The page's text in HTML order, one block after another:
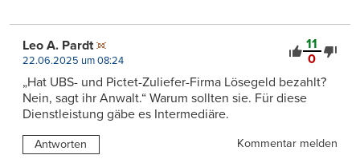
11
0
Leo A. Pardt
22.06.2025 um 08:24
„Hat UBS- und Pictet-Zuliefer-Firma Lösegeld bezahlt?
Nein, sagt ihr Anwalt.“ Warum sollten sie. Für diese
Dienstleistung gäbe es Intermediäre.
Antworten Kommentar melden